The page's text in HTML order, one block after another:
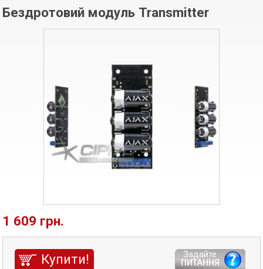
Бездротовий модуль Transmitter
1 609 грн.
Купити!
Задайте
ПИТАННЯ